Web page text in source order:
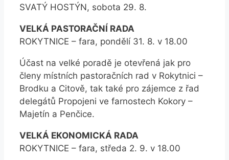
SVATÝ HOSTÝN, sobota 29. 8.
VELKÁ PASTORAČNÍ RADA
ROKYTNICE – fara, pondělí 31. 8. v 18.00
Účast na velké poradě je otevřená jak pro
členy místních pastoračních rad v Rokytnici –
Brodku a Citově, tak také pro zájemce z řad
delegátů Propojeni ve farnostech Kokory –
Majetín a Penčice.
VELKÁ EKONOMICKÁ RADA
ROKYTNICE – fara, středa 2. 9. v 18.00